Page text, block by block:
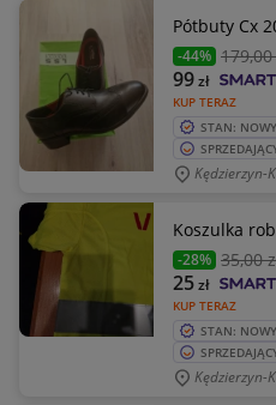
Pótbuty Cx
-44% 179,00
KUP TERAZ
99zł
STAN: NOWY
Kędzierzyn-
Koszulka
-28% 35,00
KUP TERAZ
25zł
STAN: NOWY
Kędzierzyn-